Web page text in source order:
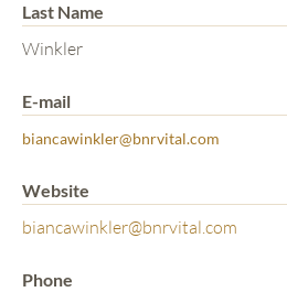
Last Name
Winkler
E-mail
biancawinkler@bnrvital.com
Website
biancawinkler@bnrvital.com
Phone